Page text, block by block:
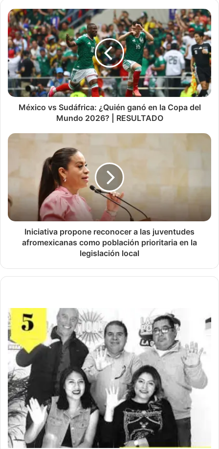
México vs Sudáfrica: ¿Quién ganó en la Copa del
Mundo 2026? | RESULTADO
Iniciativa propone reconocer a las juventudes
afromexicanas como población prioritaria en la
legislación local